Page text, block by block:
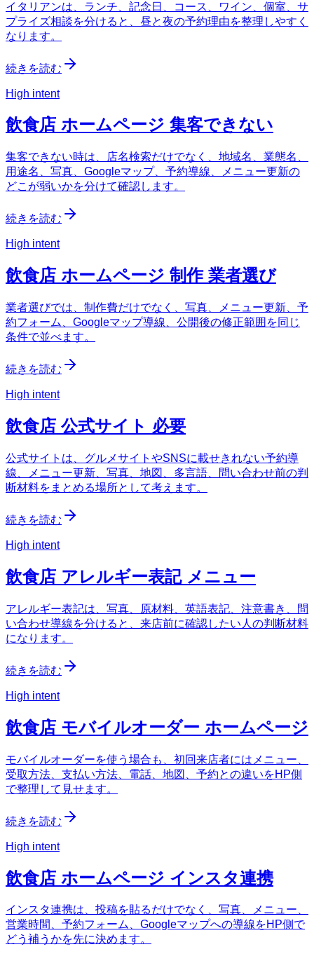
イタリアンは、ランチ、記念日、コース、ワイン、個室、サ
プライズ相談を分けると、昼と夜の予約理由を整理しやすく
なります。
続きを読む
High intent
飲食店 ホームページ 集客できない
集客できない時は、店名検索だけでなく、地域名、業態名、
用途名、写真、Googleマップ、予約導線、メニュー更新の
どこが弱いかを分けて確認します。
続きを読む
High intent
飲食店 ホームページ 制作 業者選び
業者選びでは、制作費だけでなく、写真、メニュー更新、予
約フォーム、Googleマップ導線、公開後の修正範囲を同じ
条件で並べます。
続きを読む
High intent
飲食店 公式サイト 必要
公式サイトは、グルメサイトやSNSに載せきれない予約導
線、メニュー更新、写真、地図、多言語、問い合わせ前の判
断材料をまとめる場所として考えます。
続きを読む
High intent
飲食店 アレルギー表記 メニュー
アレルギー表記は、写真、原材料、英語表記、注意書き、問
い合わせ導線を分けると、来店前に確認したい人の判断材料
になります。
続きを読む
High intent
飲食店 モバイルオーダー ホームページ
モバイルオーダーを使う場合も、初回来店者にはメニュー、
受取方法、支払い方法、電話、地図、予約との違いをHP側
で整理して見せます。
続きを読む
High intent
飲食店 ホームページ インスタ連携
インスタ連携は、投稿を貼るだけでなく、写真、メニュー、
営業時間、予約フォーム、Googleマップへの導線をHP側で
どう補うかを先に決めます。